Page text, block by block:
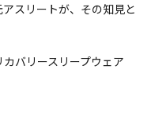
スリートが、その知見と
バリースリープウェア